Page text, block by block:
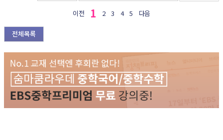
이전 1 2 3 4 5 다음
전체목록